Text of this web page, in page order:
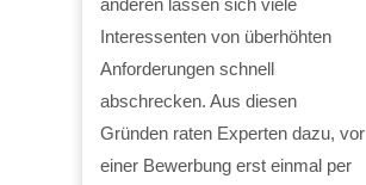
Interessenten von überhöhten
Anforderungen schnell
abschrecken. Aus diesen
Gründen raten Experten dazu, vor
einer Bewerbung erst einmal per